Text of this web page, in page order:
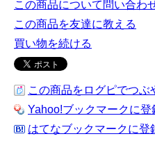
この商品について問い合わ
この商品を友達に教える
買い物を続ける
この商品をログピでつぶ
Yahoo!ブックマークに登
はてなブックマークに登